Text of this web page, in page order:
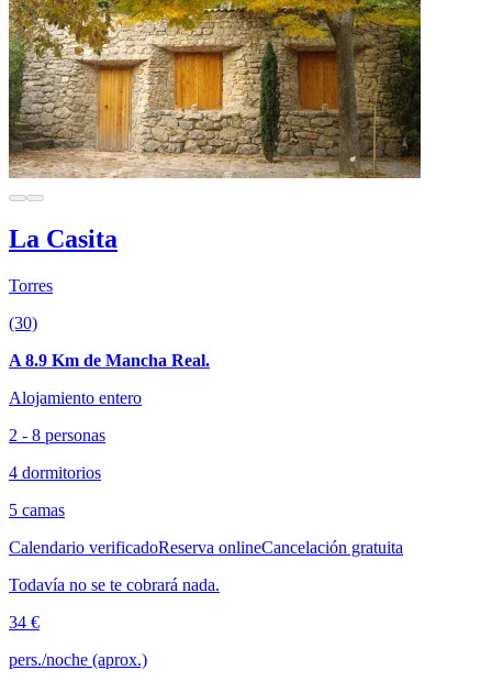
La Casita
Torres
(30)
A 8.9 Km de Mancha Real.
Alojamiento entero
2 - 8 personas
4 dormitorios
5 camas
Calendario verificadoReserva onlineCancelación gratuita
Todavía no se te cobrará nada.
34 €
pers./noche (aprox.)